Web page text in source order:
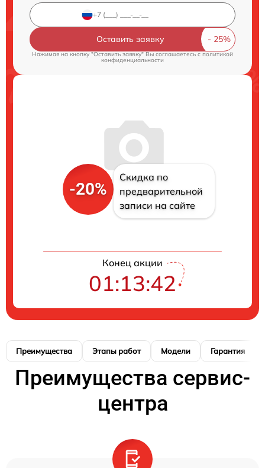
Оставить заявку
Нажимая на кнопку "Оставить заявку" Вы соглашаетесь cполитикой
конфиденциальности
-20%
Скидка по
предварительной
записи на сайте
Конец акции
01:13:41
Преимущества Этапы работ Модели Гарантия
Преимущества сервис-
центра